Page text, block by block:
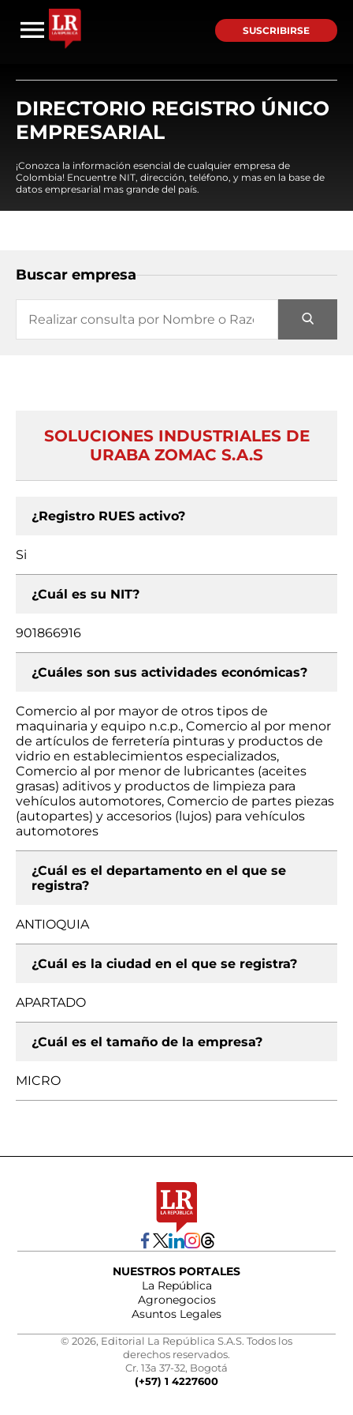
SUSCRIBIRSE
DIRECTORIO REGISTRO ÚNICO
EMPRESARIAL
¡Conozca la información esencial de cualquier empresa de
Colombia! Encuentre NIT, dirección, teléfono, y mas en la base de
datos empresarial mas grande del país.
Buscar empresa
SOLUCIONES INDUSTRIALES DE
URABA ZOMAC S.A.S
¿Registro RUES activo?
Si
¿Cuál es su NIT?
901866916
¿Cuáles son sus actividades económicas?
Comercio al por mayor de otros tipos de
maquinaria y equipo n.c.p., Comercio al por menor
de artículos de ferretería pinturas y productos de
vidrio en establecimientos especializados,
Comercio al por menor de lubricantes (aceites
grasas) aditivos y productos de limpieza para
vehículos automotores, Comercio de partes piezas
(autopartes) y accesorios (lujos) para vehículos
automotores
¿Cuál es el departamento en el que se
registra?
ANTIOQUIA
¿Cuál es la ciudad en el que se registra?
APARTADO
¿Cuál es el tamaño de la empresa?
MICRO
NUESTROS PORTALES
La República
Agronegocios
Asuntos Legales
© 2026, Editorial La República S.A.S. Todos los
derechos reservados.
Cr. 13a 37-32, Bogotá
(+57) 1 4227600